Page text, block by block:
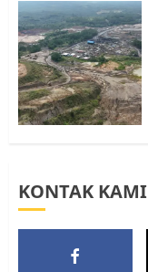
5
KONTAK KAMI